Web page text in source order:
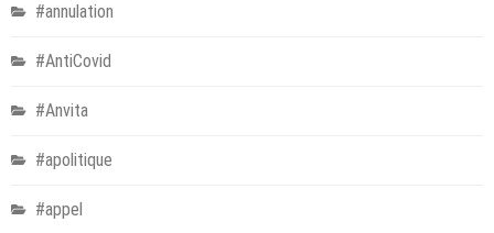
#annulation
#AntiCovid
#Anvita
#apolitique
#appel